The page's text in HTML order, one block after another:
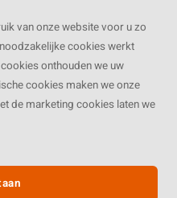
van onze website voor u zo
cookies werkt
onthouden we uw
cookies maken we onze
de marketing cookies laten we